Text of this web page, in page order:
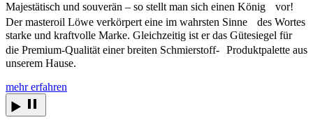
Majestätisch und souverän – so stellt man sich einen König vor!
Der masteroil Löwe verkörpert eine im wahrsten Sinne des Wortes
starke und kraftvolle Marke. Gleichzeitig ist er das Gütesiegel für
die Premium-Qualität einer breiten Schmierstoff- Produktpalette aus
unserem Hause.
mehr erfahren